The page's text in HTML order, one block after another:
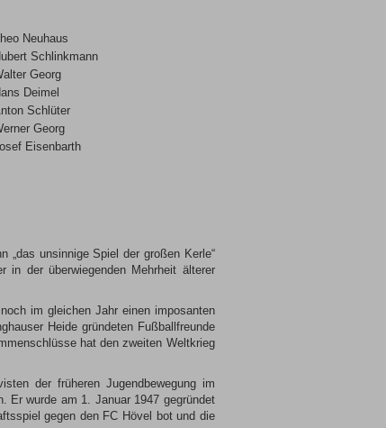
Neuhaus
Schlinkmann
Georg
Deimel
Schlüter
Georg
Eisenbarth
„das unsinnige Spiel der großen Kerle“
in der überwiegenden Mehrheit älterer
im gleichen Jahr einen imposanten
Heide gründeten Fußballfreunde
hat den zweiten Weltkrieg
der früheren Jugendbewegung im
Er wurde am 1. Januar 1947 gegründet
gegen den FC Hövel bot und die